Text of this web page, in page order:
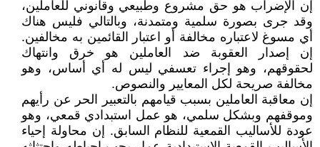
إن الإضراب هو حق مشروع وطبيعي وقانوني للعاملين،
وقد جرى بصورة سلمية ومتمدنة، وبالتالي فليس هناك
أي مسوغ لاعتباره مخالفة أو اعتبار القائمين به مخالفين.
إن إصدار العقوبة ضد العاملين هو خرق وانتهاك
لحقوقهم، وهو إجراء تعسفي ليس له أي أساس، وهو
مخالفة صريحة لكل المعايير والنصوص.
إن معاقبة العاملين بسبب قيامهم بالتعبير الحر عن رأيهم
وموقفهم وبشكل سلمي، هو عمل استبدادي قمعي، وهو
عودة للأساليب القمعية للنظام السابق. إن محاولة إحياء